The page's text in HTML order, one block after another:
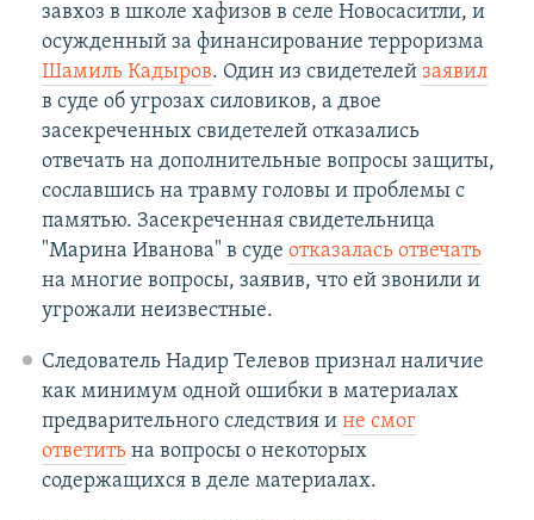
завхоз в школе хафизов в селе Новосаситли, и
осужденный за финансирование терроризма
Шамиль Кадыров. Один из свидетелей заявил
в суде об угрозах силовиков, а двое
засекреченных свидетелей отказались
отвечать на дополнительные вопросы защиты,
сославшись на травму головы и проблемы с
памятью. Засекреченная свидетельница
"Марина Иванова" в суде отказалась отвечать
на многие вопросы, заявив, что ей звонили и
угрожали неизвестные.
Следователь Надир Телевов признал наличие
как минимум одной ошибки в материалах
предварительного следствия и не смог
ответитьна вопросы о некоторых
содержащихся в деле материалах.